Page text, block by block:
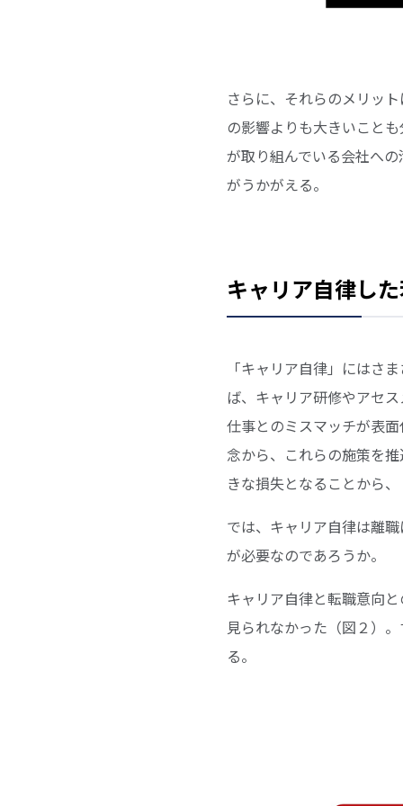
さらに、それらのメリッ
の影響よりも大きいこと
が取り組んでいる会社へ
がうかがえる。
キャリア自律し
「キャリア自律」にはさ
ば、キャリア研修やアセ
仕事とのミスマッチが表
念から、これらの施策を
きな損失となることから
では、キャリア自律は離
が必要なのであろうか。
キャリア自律と転職意向
見られなかった（図２）
る。